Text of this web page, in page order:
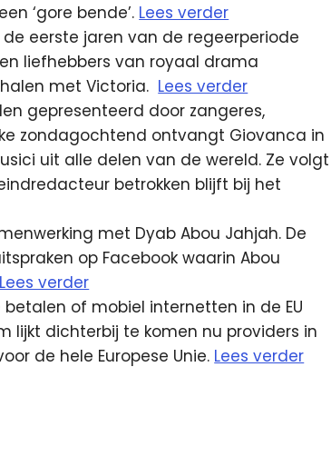
‘gore bende’. Lees verder
eerste jaren van de regeerperiode
liefhebbers van royaal drama
met Victoria. Lees verder
gepresenteerd door zangeres,
zondagochtend ontvangt Giovanca in
uit alle delen van de wereld. Ze volgt
betrokken blijft bij het
met Dyab Abou Jahjah. De
op Facebook waarin Abou
Lees verder
of mobiel internetten in de EU
lijkt dichterbij te komen nu providers in
de hele Europese Unie. Lees verder